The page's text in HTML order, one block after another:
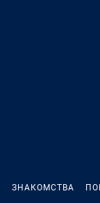
ЗНАКОМСТВА